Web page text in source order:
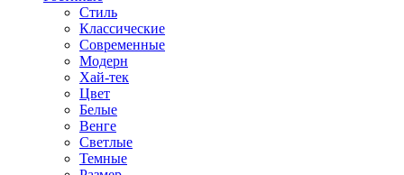
Стиль
Классические
Современные
Модерн
Хай-тек
Цвет
Белые
Венге
Светлые
Темные